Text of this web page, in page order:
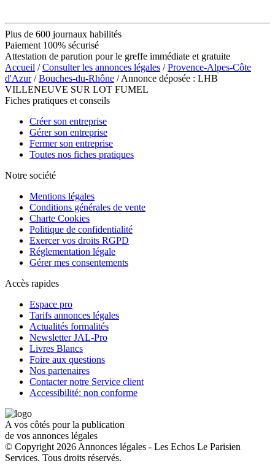
Plus de 600 journaux habilités
Paiement 100% sécurisé
Attestation de parution pour le greffe immédiate et gratuite
Accueil /Consulter les annonces légales /Provence-Alpes-Côte
d'Azur/Bouches-du-Rhône / Annonce déposée : LHB
VILLENEUVE SUR LOT FUMEL
Fiches pratiques et conseils
Créer son entreprise
Gérer son entreprise
Fermer son entreprise
Toutes nos fiches pratiques
Notre société
Mentions légales
Conditions générales de vente
Charte Cookies
Politique de confidentialité
Exercer vos droits RGPD
Réglementation légale
Gérer mes consentements
Accès rapides
Espace pro
Tarifs annonces légales
Actualités formalités
Newsletter JAL-Pro
Livres Blancs
Foire aux questions
Nos partenaires
Contacter notre Service client
Accessibilité: non conforme
A vos côtés pour la publication
de vos annonces légales
© Copyright 2026 Annonces légales - Les Echos Le Parisien
Services. Tous droits réservés.